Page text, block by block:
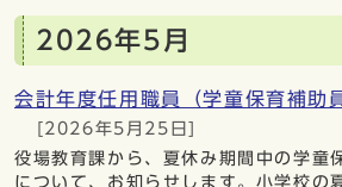
2026年5月
会計年度任用職員（学童保育補助
[2026年5月25日]
役場教育課から、夏休み期間中の学童
について、お知らせします。小学校の